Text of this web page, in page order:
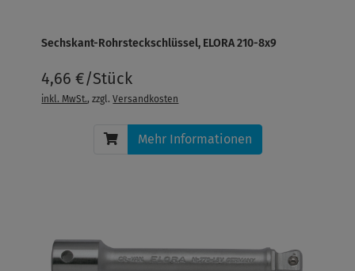
Sechskant-Rohrsteckschlüssel, ELORA 210-8x9
4,66 €/Stück
inkl. MwSt., zzgl.Versandkosten
Mehr Informationen